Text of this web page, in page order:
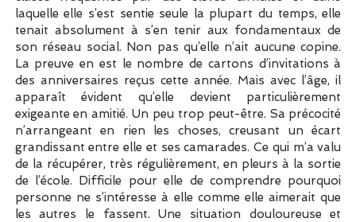
laquelle elle s’est sentie seule la plupart du temps, elle
tenait absolument à s’en tenir aux fondamentaux de
son réseau social. Non pas qu’elle n’ait aucune copine.
La preuve en est le nombre de cartons d’invitations à
des anniversaires reçus cette année. Mais avec l’âge, il
apparaît évident qu’elle devient particulièrement
exigeante en amitié. Un peu trop peut-être. Sa précocité
n’arrangeant en rien les choses, creusant un écart
grandissant entre elle et ses camarades. Ce qui m’a valu
de la récupérer, très régulièrement, en pleurs à la sortie
de l’école. Difficile pour elle de comprendre pourquoi
personne ne s’intéresse à elle comme elle aimerait que
les autres le fassent. Une situation douloureuse et